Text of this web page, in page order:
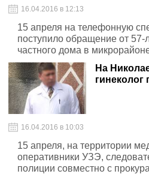
16.04.2016 в 12:13
15 апреля на телефонную
поступило обращение от 57-
частного дома в
На
гинеколог
16.04.2016 в 10:03
15 апреля, на территории
оперативники УЗЭ,
полиции совместно с